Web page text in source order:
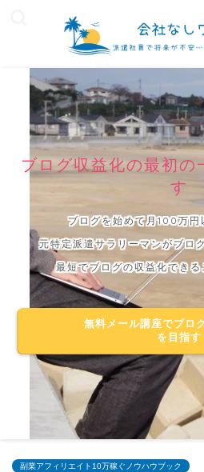
ブログ収益化の最初の
す
ブログを始めて月100万円
元特定派遣サラリーマンがブロ
最短でブログの収益化でき
無料メール講座でブロ
を目指す
副業アフィリエイト10万稼ぐノウハウブック